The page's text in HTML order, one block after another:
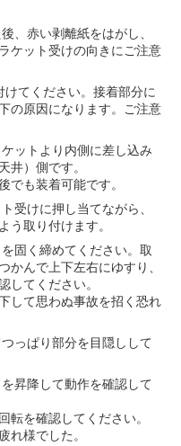
、赤い剥離紙をはがし、
ケット受けの向きにご注意
てください。接着部分に
の原因になります。ご注意
ットより内側に差し込み
井）側です。
でも装着可能です。
受けに押し当てながら、
う取り付けます。
固く締めてください。取
かんで上下左右にゆすり、
してください。
して思わぬ事故を招く恐れ
っぱり部分を目隠しして
昇降して動作を確認して
転を確認してください。
れ様でした。